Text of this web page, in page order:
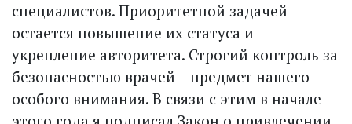
специалистов. Приоритетной задачей
остается повышение их статуса и
укрепление авторитета. Строгий контроль за
безопасностью врачей – предмет нашего
особого внимания. В связи с этим в начале